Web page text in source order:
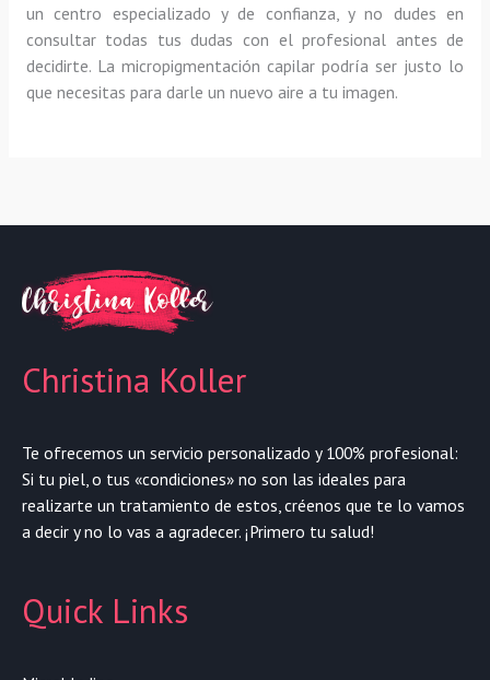
un centro especializado y de confianza, y no dudes en
consultar todas tus dudas con el profesional antes de
decidirte. La micropigmentación capilar podría ser justo lo
que necesitas para darle un nuevo aire a tu imagen.
Christina Koller
Te ofrecemos un servicio personalizado y 100% profesional:
Si tu piel, o tus «condiciones» no son las ideales para
realizarte un tratamiento de estos, créenos que te lo vamos
a decir y no lo vas a agradecer. ¡Primero tu salud!
Quick Links